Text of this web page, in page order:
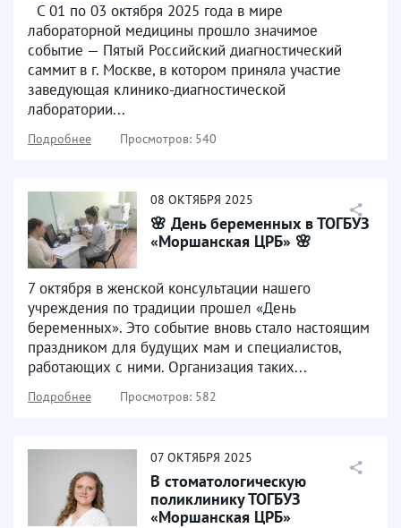
С 01 по 03 октября 2025 года в мире
лабораторной медицины прошло значимое
событие — Пятый Российский диагностический
саммит в г. Москве, в котором приняла участие
заведующая клинико-диагностической
лаборатории...
Подробнее Просмотров: 540
08 ОКТЯБРЯ 2025
🌸 День беременных в ТОГБУЗ
«Моршанская ЦРБ» 🌸
7 октября в женской консультации нашего
учреждения по традиции прошел «День
беременных». Это событие вновь стало настоящим
праздником для будущих мам и специалистов,
работающих с ними. Организация таких...
Подробнее Просмотров: 582
07 ОКТЯБРЯ 2025
В стоматологическую
поликлинику ТОГБУЗ
«Моршанская ЦРБ»